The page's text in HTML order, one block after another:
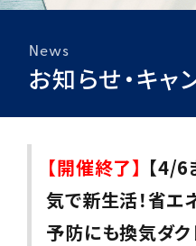
News
お知らせ・キャ
【開催終了】 【4/
気で新生活！省エ
予防にも換気ダク